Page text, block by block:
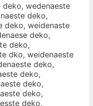
wedenaeste
deko,
deko, weidenaste
deko,
deko,
dko, weidenaeste
deko,
deko,
deko,
deko,
deko,